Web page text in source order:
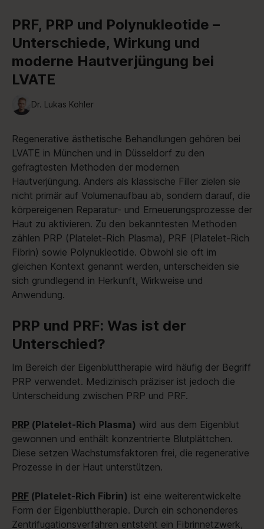
PRF, PRP und Polynukleotide –
Unterschiede, Wirkung und
moderne Hautverjüngung bei
LVATE
Dr. Lukas Kohler
Regenerative ästhetische Behandlungen gehören bei
LVATE in München und in Düsseldorf zu den
gefragtesten Methoden der modernen
Hautverjüngung. Anders als klassische Filler zielen sie
nicht primär auf Volumenaufbau ab, sondern darauf, die
körpereigenen Reparatur- und Erneuerungsprozesse der
Haut zu aktivieren. Zu den bekanntesten Methoden
zählen PRP (Platelet-Rich Plasma), PRF (Platelet-Rich
Fibrin) sowie Polynukleotide. Obwohl sie oft im
gleichen Kontext genannt werden, unterscheiden sie
sich grundlegend in Herkunft, Wirkweise und
Anwendung.
PRP und PRF: Was ist der
Unterschied?
Im Bereich der Eigenbluttherapie wird häufig der Begriff
PRP verwendet. Medizinisch präziser ist jedoch die
Unterscheidung zwischen PRP und PRF.
PRP (Platelet-Rich Plasma) wird aus dem Eigenblut
gewonnen und enthält konzentrierte Blutplättchen.
Diese setzen Wachstumsfaktoren frei, die regenerative
Prozesse in der Haut unterstützen.
PRF (Platelet-Rich Fibrin) ist eine weiterentwickelte
Form der Eigenbluttherapie. Durch ein schonenderes
Zentrifugationsverfahren entsteht ein Fibrinnetzwerk,